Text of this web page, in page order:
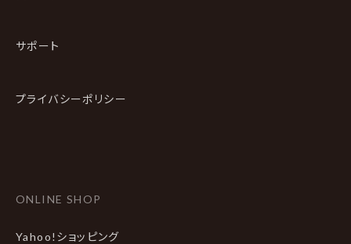
サポート
プライバシーポリシー
ONLINE SHOP
Yahoo!ショッピング